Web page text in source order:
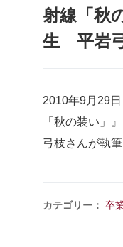
射線「秋
生 平岩
2010年9月29
「秋の装い」
弓枝さんが執筆
カテゴリー： 卒